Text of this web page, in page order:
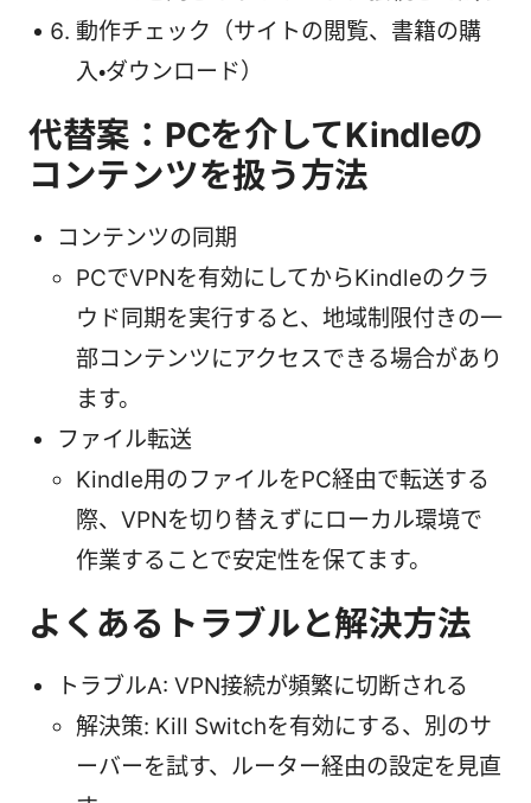
動作チェック（サイトの閲覧、書籍の購
入・ダウンロード）
代替案：PCを介してKindleの
コンテンツを扱う方法
コンテンツの同期
PCでVPNを有効にしてからKindleのクラ
ウド同期を実行すると、地域制限付きの一
部コンテンツにアクセスできる場合があり
ます。
ファイル転送
Kindle用のファイルをPC経由で転送する
際、VPNを切り替えずにローカル環境で
作業することで安定性を保てます。
よくあるトラブルと解決方法
トラブルA: VPN接続が頻繁に切断される
解決策: Kill Switchを有効にする、別のサ
ーバーを試す、ルーター経由の設定を見直